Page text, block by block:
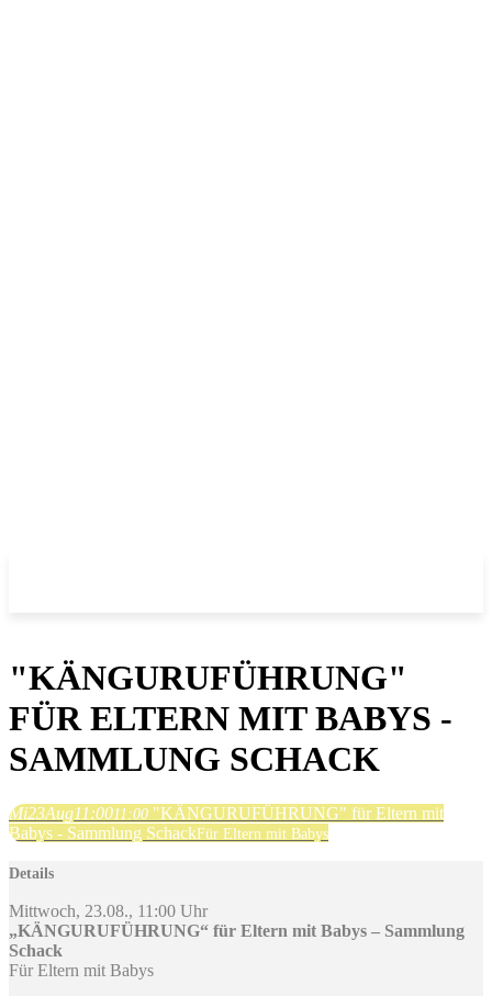
"KÄNGURUFÜHRUNG"
FÜR ELTERN MIT BABYS -
SAMMLUNG SCHACK
Mi23Aug11:0011:00 "KÄNGURUFÜHRUNG" für Eltern mit
Babys - Sammlung SchackFür Eltern mit Babys
Details
Mittwoch, 23.08., 11:00 Uhr
„KÄNGURUFÜHRUNG“ für Eltern mit Babys – Sammlung
Schack
Für Eltern mit Babys